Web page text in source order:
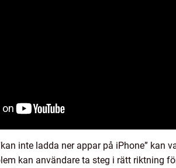
inte ladda ner appar på iPhone” kan
kan användare ta steg i rätt riktning